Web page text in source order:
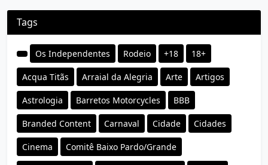
Tags
Os Independentes Rodeio +18 18+
Acqua Titãs Arraial da Alegria Arte Artigos
Astrologia Barretos Motorcycles BBB
Branded Content Carnaval Cidade Cidades
Cinema Comitê Baixo Pardo/Grande